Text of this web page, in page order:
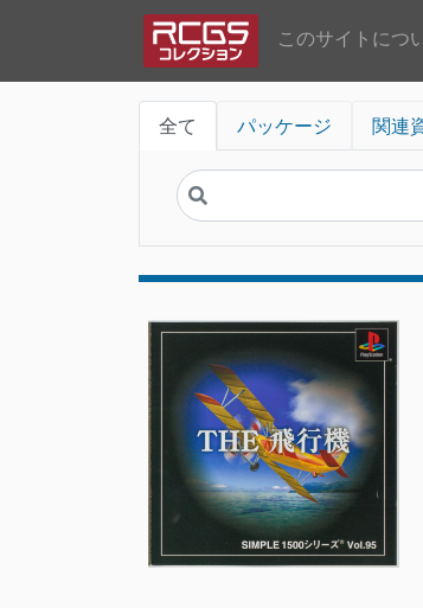
このサイトにつ
全て パッケージ 関連